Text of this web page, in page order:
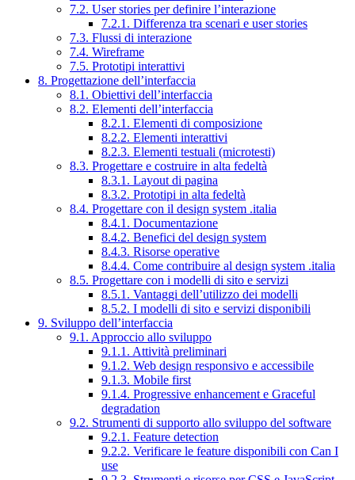
7.2. User stories per definire l’interazione
7.2.1. Differenza tra scenari e user stories
7.3. Flussi di interazione
7.4. Wireframe
7.5. Prototipi interattivi
8. Progettazione dell’interfaccia
8.1. Obiettivi dell’interfaccia
8.2. Elementi dell’interfaccia
8.2.1. Elementi di composizione
8.2.2. Elementi interattivi
8.2.3. Elementi testuali (microtesti)
8.3. Progettare e costruire in alta fedeltà
8.3.1. Layout di pagina
8.3.2. Prototipi in alta fedeltà
8.4. Progettare con il design system .italia
8.4.1. Documentazione
8.4.2. Benefici del design system
8.4.3. Risorse operative
8.4.4. Come contribuire al design system .italia
8.5. Progettare con i modelli di sito e servizi
8.5.1. Vantaggi dell’utilizzo dei modelli
8.5.2. I modelli di sito e servizi disponibili
9. Sviluppo dell’interfaccia
9.1. Approccio allo sviluppo
9.1.1. Attività preliminari
9.1.2. Web design responsivo e accessibile
9.1.3. Mobile first
9.1.4. Progressive enhancement e Graceful
degradation
9.2. Strumenti di supporto allo sviluppo del software
9.2.1. Feature detection
9.2.2. Verificare le feature disponibili con Can I
use